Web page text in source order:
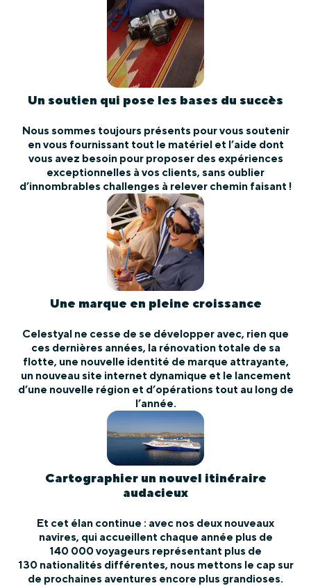
Un soutien qui pose les bases du succès
Nous sommes toujours présents pour vous soutenir
en vous fournissant tout le matériel et l’aide dont
vous avez besoin pour proposer des expériences
exceptionnelles à vos clients, sans oublier
d’innombrables challenges à relever chemin faisant !
Une marque en pleine croissance
Celestyal ne cesse de se développer avec, rien que
ces dernières années, la rénovation totale de sa
flotte, une nouvelle identité de marque attrayante,
un nouveau site internet dynamique et le lancement
d’une nouvelle région et d’opérations tout au long de
l’année.
Cartographier un nouvel itinéraire
audacieux
Et cet élan continue : avec nos deux nouveaux
navires, qui accueillent chaque année plus de
140 000 voyageurs représentant plus de
130 nationalités différentes, nous mettons le cap sur
de prochaines aventures encore plus grandioses.